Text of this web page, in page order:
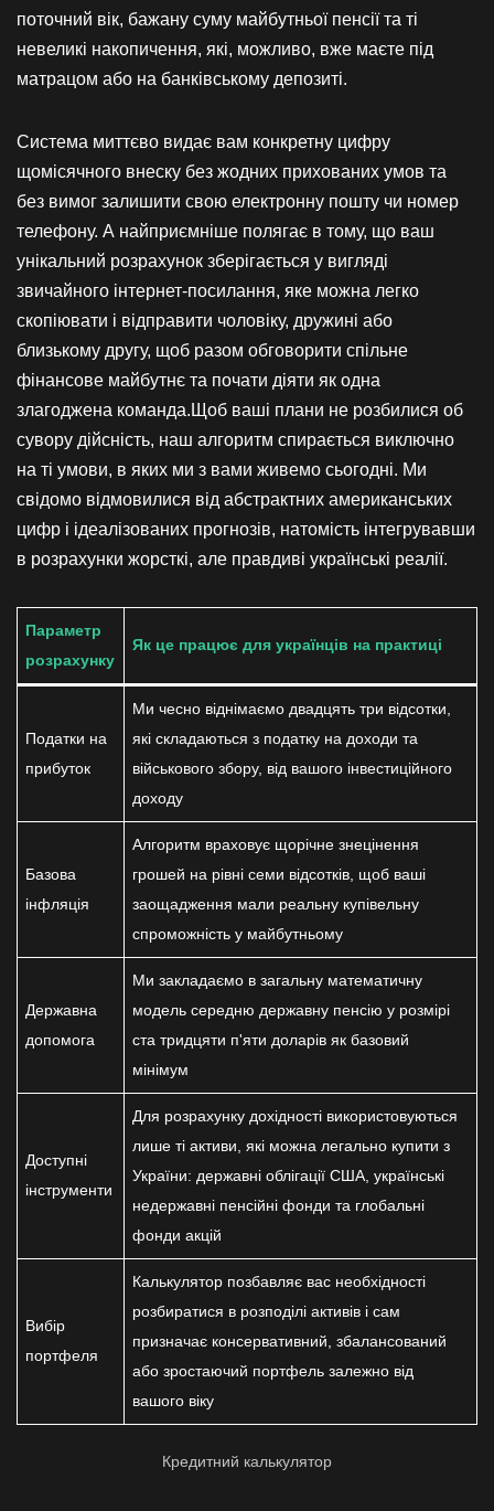
поточний вік, бажану суму майбутньої пенсії та ті
невеликі накопичення, які, можливо, вже маєте під
матрацом або на банківському депозиті.
Система миттєво видає вам конкретну цифру
щомісячного внеску без жодних прихованих умов та
без вимог залишити свою електронну пошту чи номер
телефону. А найприємніше полягає в тому, що ваш
унікальний розрахунок зберігається у вигляді
звичайного інтернет-посилання, яке можна легко
скопіювати і відправити чоловіку, дружині або
близькому другу, щоб разом обговорити спільне
фінансове майбутнє та почати діяти як одна
злагоджена команда.Щоб ваші плани не розбилися об
сувору дійсність, наш алгоритм спирається виключно
на ті умови, в яких ми з вами живемо сьогодні. Ми
свідомо відмовилися від абстрактних американських
цифр і ідеалізованих прогнозів, натомість інтегрувавши
в розрахунки жорсткі, але правдиві українські реалії.
Параметр
розрахунку
Як це працює для українців на практиці
Податки на
прибуток
Ми чесно віднімаємо двадцять три відсотки,
які складаються з податку на доходи та
військового збору, від вашого інвестиційного
доходу
Базова
інфляція
Алгоритм враховує щорічне знецінення
грошей на рівні семи відсотків, щоб ваші
заощадження мали реальну купівельну
спроможність у майбутньому
Державна
допомога
Ми закладаємо в загальну математичну
модель середню державну пенсію у розмірі
ста тридцяти п'яти доларів як базовий
мінімум
Доступні
інструменти
Для розрахунку дохідності використовуються
лише ті активи, які можна легально купити з
України: державні облігації США, українські
недержавні пенсійні фонди та глобальні
фонди акцій
Вибір
портфеля
Калькулятор позбавляє вас необхідності
розбиратися в розподілі активів і сам
призначає консервативний, збалансований
або зростаючий портфель залежно від
вашого віку
Кредитний калькулятор